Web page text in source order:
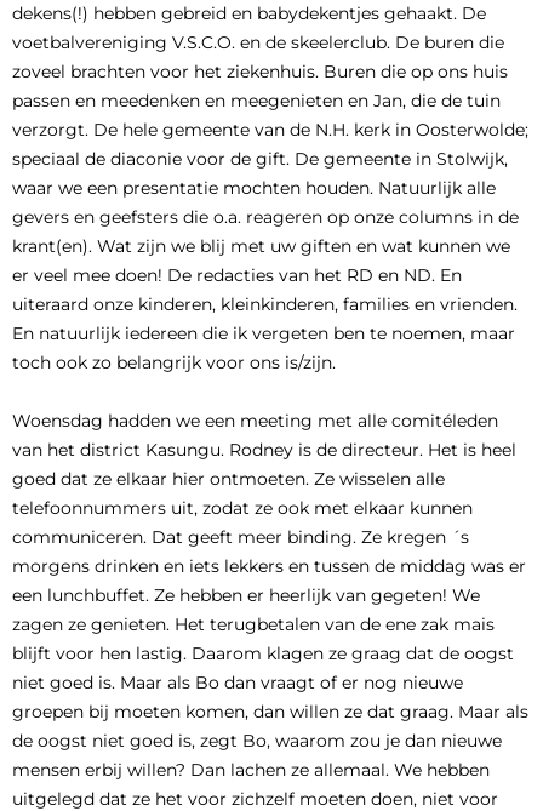
dekens(!) hebben gebreid en babydekentjes gehaakt. De
voetbalvereniging V.S.C.O. en de skeelerclub. De buren die
zoveel brachten voor het ziekenhuis. Buren die op ons huis
passen en meedenken en meegenieten en Jan, die de tuin
verzorgt. De hele gemeente van de N.H. kerk in Oosterwolde;
speciaal de diaconie voor de gift. De gemeente in Stolwijk,
waar we een presentatie mochten houden. Natuurlijk alle
gevers en geefsters die o.a. reageren op onze columns in de
krant(en). Wat zijn we blij met uw giften en wat kunnen we
er veel mee doen! De redacties van het RD en ND. En
uiteraard onze kinderen, kleinkinderen, families en vrienden.
En natuurlijk iedereen die ik vergeten ben te noemen, maar
toch ook zo belangrijk voor ons is/zijn.
Woensdag hadden we een meeting met alle comitéleden
van het district Kasungu. Rodney is de directeur. Het is heel
goed dat ze elkaar hier ontmoeten. Ze wisselen alle
telefoonnummers uit, zodat ze ook met elkaar kunnen
communiceren. Dat geeft meer binding. Ze kregen ´s
morgens drinken en iets lekkers en tussen de middag was er
een lunchbuffet. Ze hebben er heerlijk van gegeten! We
zagen ze genieten. Het terugbetalen van de ene zak mais
blijft voor hen lastig. Daarom klagen ze graag dat de oogst
niet goed is. Maar als Bo dan vraagt of er nog nieuwe
groepen bij moeten komen, dan willen ze dat graag. Maar als
de oogst niet goed is, zegt Bo, waarom zou je dan nieuwe
mensen erbij willen? Dan lachen ze allemaal. We hebben
uitgelegd dat ze het voor zichzelf moeten doen, niet voor